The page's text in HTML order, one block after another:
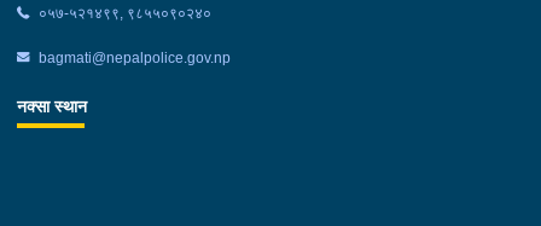
०५७-५२१४९९, ९८५५०९०२४०
bagmati@nepalpolice.gov.np
नक्सा स्थान